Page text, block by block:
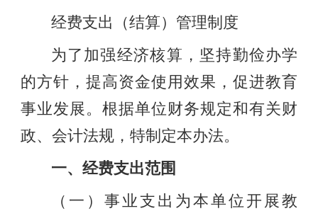
经费支出（结算）管理制度
为了加强经济核算，坚持勤俭办学
的方针，提高资金使用效果，促进教育
事业发展。根据单位财务规定和有关财
政、会计法规，特制定本办法。
一、经费支出范围
（一）事业支出为本单位开展教